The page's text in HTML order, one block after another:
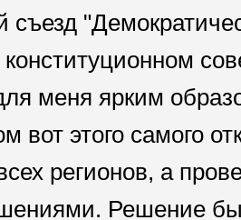
съезд
меня ярким
вот этого самого
регионов, а
Решение